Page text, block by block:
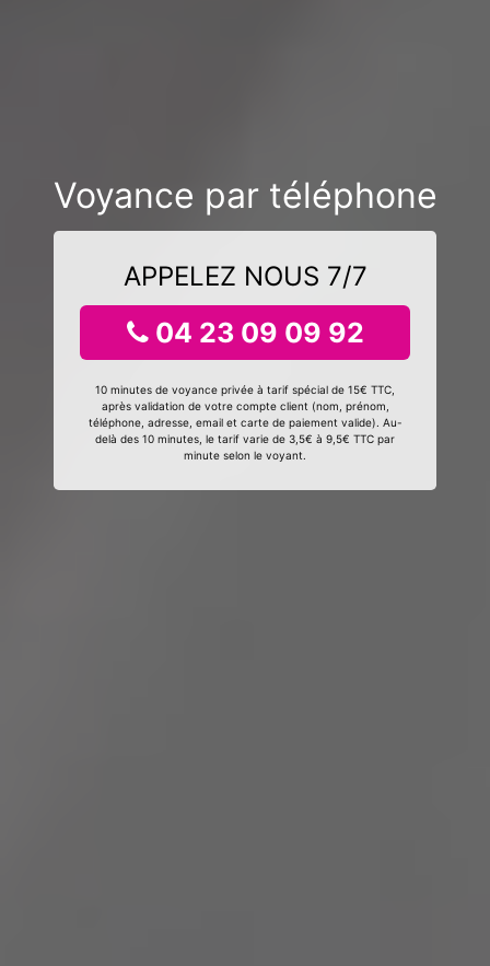
Voyance par téléphone
APPELEZ NOUS 7/7
04 23 09 09 92
10 minutes de voyance privée à tarif spécial de 15€ TTC,
après validation de votre compte client (nom, prénom,
téléphone, adresse, email et carte de paiement valide). Au-
delà des 10 minutes, le tarif varie de 3,5€ à 9,5€ TTC par
minute selon le voyant.